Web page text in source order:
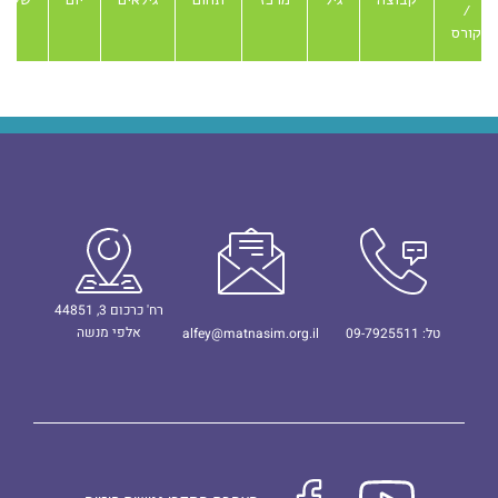
/
קורס
טל: 09-7925511 alfey@matnasim.org.il
רח' כרכום 3, 44851
אלפי מנשה